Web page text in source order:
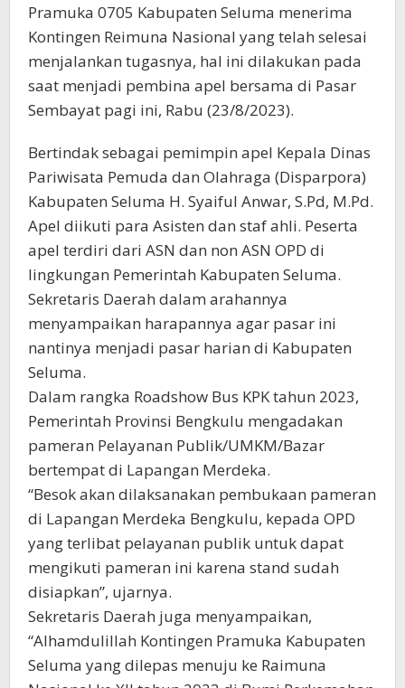
Pramuka 0705 Kabupaten Seluma menerima
Kontingen Reimuna Nasional yang telah selesai
menjalankan tugasnya, hal ini dilakukan pada
saat menjadi pembina apel bersama di Pasar
Sembayat pagi ini, Rabu (23/8/2023).
Bertindak sebagai pemimpin apel Kepala Dinas
Pariwisata Pemuda dan Olahraga (Disparpora)
Kabupaten Seluma H. Syaiful Anwar, S.Pd, M.Pd.
Apel diikuti para Asisten dan staf ahli. Peserta
apel terdiri dari ASN dan non ASN OPD di
lingkungan Pemerintah Kabupaten Seluma.
Sekretaris Daerah dalam arahannya
menyampaikan harapannya agar pasar ini
nantinya menjadi pasar harian di Kabupaten
Seluma.
Dalam rangka Roadshow Bus KPK tahun 2023,
Pemerintah Provinsi Bengkulu mengadakan
pameran Pelayanan Publik/UMKM/Bazar
bertempat di Lapangan Merdeka.
“Besok akan dilaksanakan pembukaan pameran
di Lapangan Merdeka Bengkulu, kepada OPD
yang terlibat pelayanan publik untuk dapat
mengikuti pameran ini karena stand sudah
disiapkan”, ujarnya.
Sekretaris Daerah juga menyampaikan,
“Alhamdulillah Kontingen Pramuka Kabupaten
Seluma yang dilepas menuju ke Raimuna